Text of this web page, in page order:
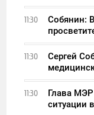
11:30
Собянин:
11:30
Сергей
11:30
Глава
ситуации